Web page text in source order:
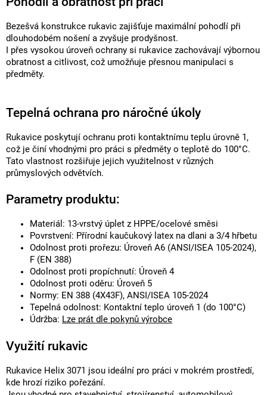
Bezešvá konstrukce rukavic zajišťuje maximální pohodlí při
dlouhodobém nošení a zvyšuje prodyšnost.
I přes vysokou úroveň ochrany si rukavice zachovávají výbornou
obratnost a citlivost, což umožňuje přesnou manipulaci s
předměty.
Tepelná ochrana pro náročné úkoly
Rukavice poskytují ochranu proti kontaktnímu teplu úrovně 1,
což je činí vhodnými pro práci s předměty o teplotě do 100°C.
Tato vlastnost rozšiřuje jejich využitelnost v různých
průmyslových odvětvích.
Parametry produktu:
Materiál: 13-vrstvý úplet z HPPE/ocelové směsi
Povrstvení: Přírodní kaučukový latex na dlani a 3/4 hřbetu
Odolnost proti prořezu: Úroveň A6 (ANSI/ISEA 105-2024),
F (EN 388)
Odolnost proti propíchnutí: Úroveň 4
Odolnost proti oděru: Úroveň 5
Normy: EN 388 (4X43F), ANSI/ISEA 105-2024
Tepelná odolnost: Kontaktní teplo úroveň 1 (do 100°C)
Údržba: Lze prát dle pokynů výrobce
Využití rukavic
Rukavice Helix 3071 jsou ideální pro práci v mokrém prostředí,
kde hrozí riziko pořezání.